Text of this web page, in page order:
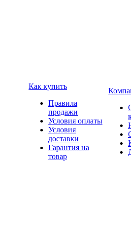
Как купить
Правила
продажи
Условия оплаты
Условия
доставки
Гарантия на
товар